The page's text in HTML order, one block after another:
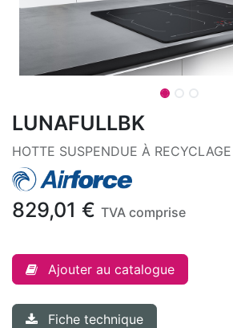
LUNAFULLBK
HOTTE SUSPENDUE À RECYCLAGE
829,01 € TVA comprise
Ajouter au catalogue
Fiche technique